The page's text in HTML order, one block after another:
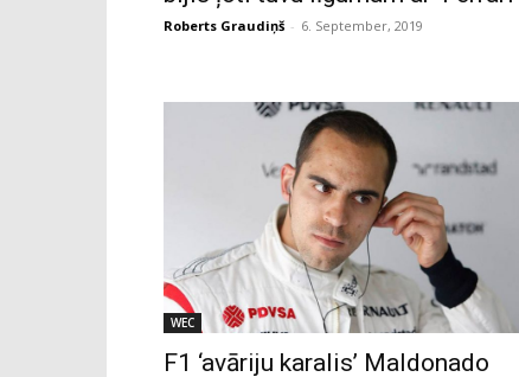
Roberts Graudiņš - 6. September, 2019
WEC
F1 ‘avāriju karalis’ Maldonado